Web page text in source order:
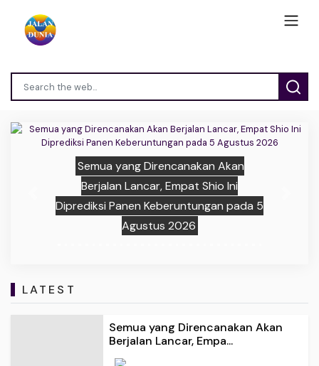
Semua yang Direncanakan Akan
Berjalan Lancar, Empat Shio Ini
Diprediksi Panen Keberuntungan pada 5
Agustus 2026
Previous
LATEST
Semua yang Direncanakan Akan
Berjalan Lancar, Empa...